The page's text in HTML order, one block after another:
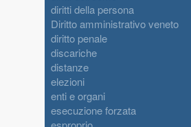
diritti della persona
Diritto amministrativo veneto
diritto penale
discariche
distanze
elezioni
enti e organi
esecuzione forzata